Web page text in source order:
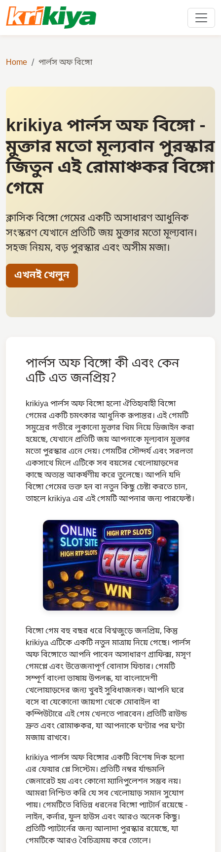
Home পার্লস অফ বিঙ্গো
krikiya পার্লস অফ বিঙ্গো -
মুক্তার মতো মূল্যবান পুরস্কার
জিতুন এই রোমাঞ্চকর বিঙ্গো
গেমে
ক্লাসিক বিঙ্গো গেমের একটি অসাধারণ আধুনিক
সংস্করণ যেখানে প্রতিটি জয় মুক্তার মতো মূল্যবান।
সহজ নিয়ম, বড় পুরস্কার এবং অসীম মজা।
এখনই খেলুন
পার্লস অফ বিঙ্গো কী এবং কেন
এটি এত জনপ্রিয়?
krikiya পার্লস অফ বিঙ্গো হলো ঐতিহ্যবাহী বিঙ্গো
গেমের একটি চমৎকার আধুনিক রূপান্তর। এই গেমটি
সমুদ্রের গভীরে লুকানো মুক্তার থিম নিয়ে ডিজাইন করা
হয়েছে, যেখানে প্রতিটি জয় আপনাকে মূল্যবান মুক্তার
মতো পুরস্কার এনে দেয়। গেমটির সৌন্দর্য এবং সরলতা
একসাথে মিলে এটিকে সব বয়সের খেলোয়াড়দের
কাছে অত্যন্ত আকর্ষণীয় করে তুলেছে। আপনি যদি
বিঙ্গো গেমের ভক্ত হন বা নতুন কিছু চেষ্টা করতে চান,
তাহলে krikiya এর এই গেমটি আপনার জন্য পারফেক্ট।
বিঙ্গো গেম বহু বছর ধরে বিশ্বজুড়ে জনপ্রিয়, কিন্তু
krikiya এটিকে একটি নতুন মাত্রায় নিয়ে গেছে। পার্লস
অফ বিঙ্গোতে আপনি পাবেন অসাধারণ গ্রাফিক্স, মসৃণ
গেমপ্লে এবং উত্তেজনাপূর্ণ বোনাস ফিচার। গেমটি
সম্পূর্ণ বাংলা ভাষায় উপলব্ধ, যা বাংলাদেশী
খেলোয়াড়দের জন্য খুবই সুবিধাজনক। আপনি ঘরে
বসে বা যেকোনো জায়গা থেকে মোবাইল বা
কম্পিউটারে এই গেম খেলতে পারবেন। প্রতিটি রাউন্ড
দ্রুত এবং রোমাঞ্চকর, যা আপনাকে ঘণ্টার পর ঘণ্টা
মজায় রাখবে।
krikiya পার্লস অফ বিঙ্গোর একটি বিশেষ দিক হলো
এর ফেয়ার প্লে সিস্টেম। প্রতিটি নম্বর র্যান্ডমলি
জেনারেট হয় এবং কোনো ম্যানিপুলেশন সম্ভব নয়।
আমরা নিশ্চিত করি যে সব খেলোয়াড় সমান সুযোগ
পায়। গেমটিতে বিভিন্ন ধরনের বিঙ্গো প্যাটার্ন রয়েছে -
লাইন, কর্নার, ফুল হাউস এবং আরও অনেক কিছু।
প্রতিটি প্যাটার্নের জন্য আলাদা পুরস্কার রয়েছে, যা
গেমটিকে আরও বৈচিত্র্যময় করে তোলে।